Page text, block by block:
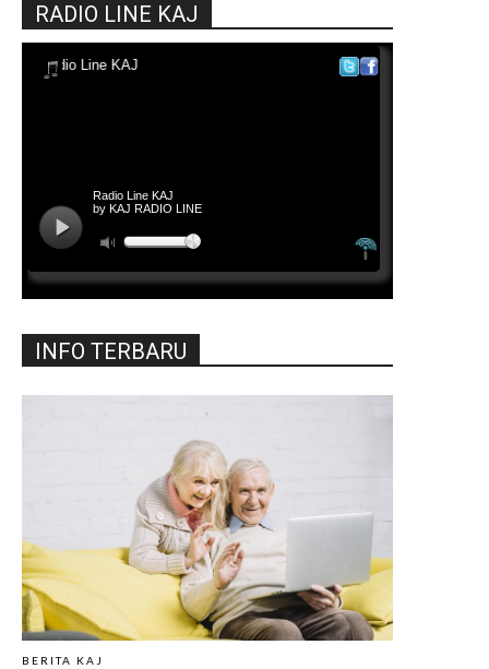
RADIO LINE KAJ
INFO TERBARU
BERITA KAJ